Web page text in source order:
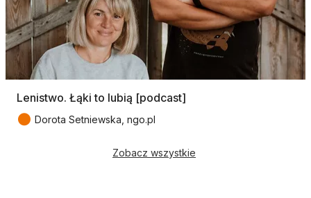
Lenistwo. Łąki to lubią [podcast]
● Dorota Setniewska, ngo.pl
Zobacz wszystkie